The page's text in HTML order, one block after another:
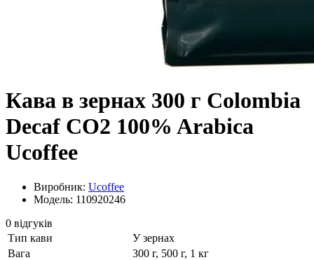
Кава в зернах 300 г Colоmbia
Decaf CO2 100% Arabica
Ucoffee
Виробник: Ucoffee
Модель: 110920246
0 відгуків
Тип кави
У зернах
Вага
300 г, 500 г, 1 кг